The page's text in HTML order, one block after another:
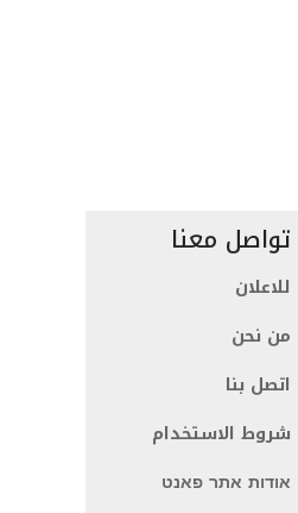
تواصل معنا
للاعلان
من نحن
اتصل بنا
شروط الاستخدام
אודות אתר פאנט